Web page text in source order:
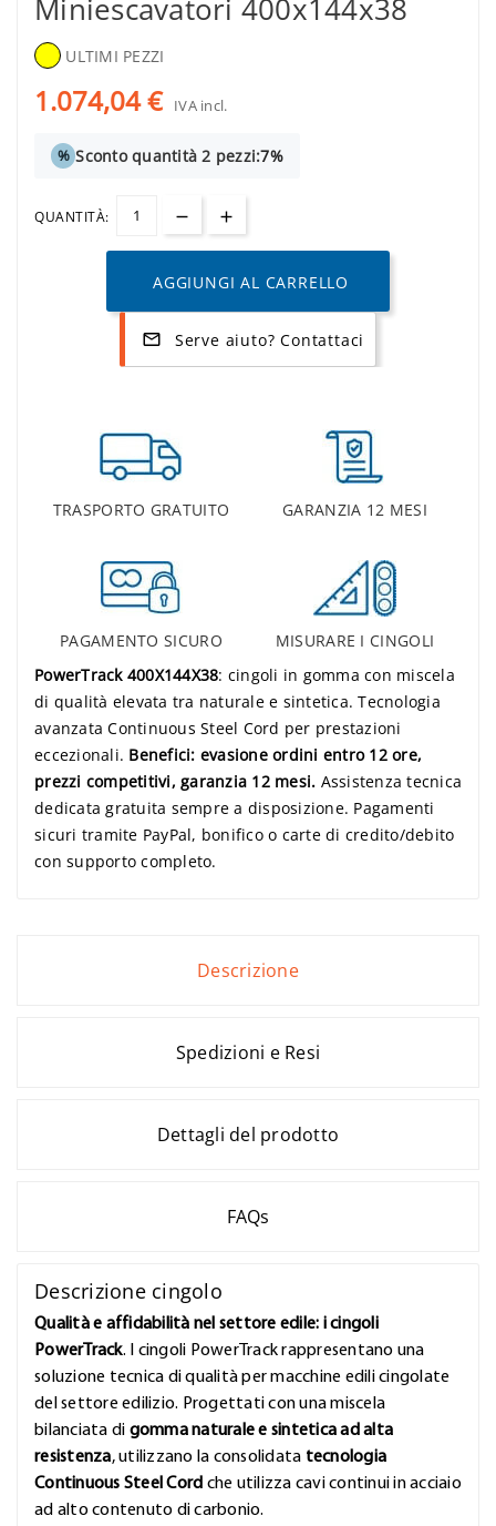
Miniescavatori 400x144x38
ULTIMI PEZZI
1.074,04 € IVA incl.
% Sconto quantità 2 pezzi:7%
QUANTITÀ:
AGGIUNGI AL CARRELLO
mail_outline Serve aiuto? Contattaci
TRASPORTO GRATUITO GARANZIA 12 MESI
PAGAMENTO SICURO
MISURARE I CINGOLI
PowerTrack 400X144X38: cingoli in gomma con miscela
di qualità elevata tra naturale e sintetica. Tecnologia
avanzata Continuous Steel Cord per prestazioni
eccezionali. Benefici: evasione ordini entro 12 ore,
prezzi competitivi, garanzia 12 mesi. Assistenza tecnica
dedicata gratuita sempre a disposizione. Pagamenti
sicuri tramite PayPal, bonifico o carte di credito/debito
con supporto completo.
Descrizione
Spedizioni e Resi
Dettagli del prodotto
FAQs
Descrizione cingolo
Qualità e affidabilità nel settore edile: i cingoli
PowerTrack. I cingoli PowerTrack rappresentano una
soluzione tecnica di qualità per macchine edili cingolate
del settore edilizio. Progettati con una miscela
bilanciata di gomma naturale e sintetica ad alta
resistenza, utilizzano la consolidata tecnologia
Continuous Steel Cord che utilizza cavi continui in acciaio
ad alto contenuto di carbonio.